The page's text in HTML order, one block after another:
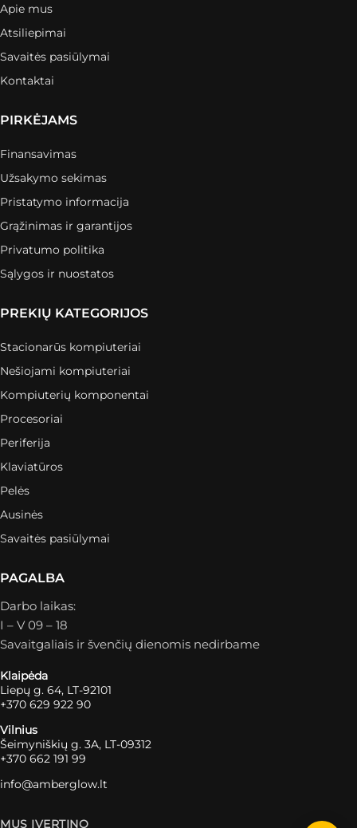
Apie mus
Atsiliepimai
Savaitės pasiūlymai
Kontaktai
PIRKĖJAMS
Finansavimas
Užsakymo sekimas
Pristatymo informacija
Grąžinimas ir garantijos
Privatumo politika
Sąlygos ir nuostatos
PREKIŲ KATEGORIJOS
Stacionarūs kompiuteriai
Nešiojami kompiuteriai
Kompiuterių komponentai
Procesoriai
Periferija
Klaviatūros
Pelės
Ausinės
Savaitės pasiūlymai
PAGALBA
Darbo laikas:
I – V 09 – 18
Savaitgaliais ir švenčių dienomis nedirbame
Klaipėda
Liepų g. 64, LT-92101
+370 629 922 90
Vilnius
Šeimyniškių g. 3A, LT-09312
+370 662 191 99
info@amberglow.lt
MUS ĮVERTINO